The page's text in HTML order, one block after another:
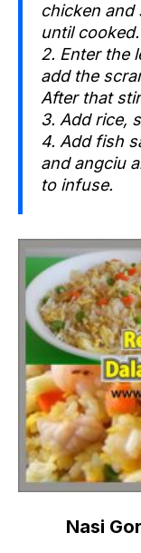
chicken and
until cooked.
2. Enter the
add the
After that
3. Add rice,
4. Add fish
and angciu
to infuse.
Nasi